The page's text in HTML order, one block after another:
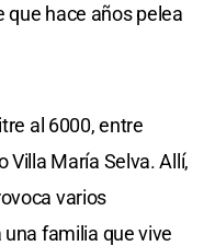
que hace años pelea
al 6000, entre
Villa María Selva. Allí,
varios
familia que vive